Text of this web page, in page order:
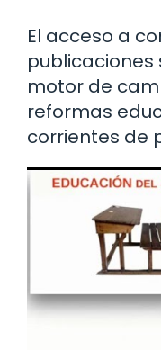
El acceso a
publicaciones
motor de
reformas
corrientes de